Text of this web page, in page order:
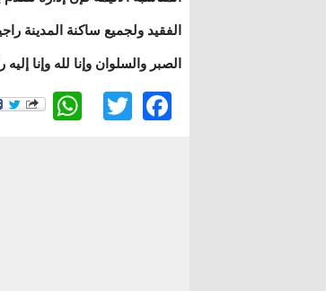
الفقيد ولجميع ساكنة المدينة
الصبر والسلوان وإنا لله وإنا
Facebook
Twitter